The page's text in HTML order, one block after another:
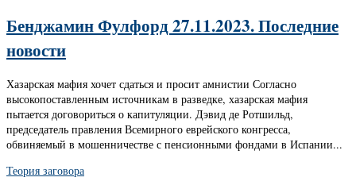
Бенджамин Фулфорд 27.11.2023. Последние
новости
Хазарская мафия хочет сдаться и просит амнистии Согласно
высокопоставленным источникам в разведке, хазарская мафия
пытается договориться о капитуляции. Дэвид де Ротшильд,
председатель правления Всемирного еврейского конгресса,
обвиняемый в мошенничестве с пенсионными фондами в Испании...
Теория заговора